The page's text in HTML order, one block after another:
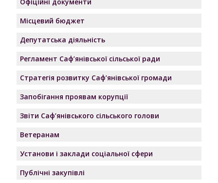
Місцевий бюджет
Депутатська діяльність
Регламент Саф’янівської сільської ради
Стратегія розвитку Саф’янівської громади
Запобігання проявам корупції
Звіти Саф’янівського сільського голови
Ветеранам
Установи і заклади соціальної сфери
Публічні закупівлі